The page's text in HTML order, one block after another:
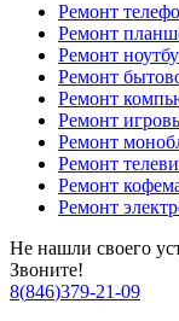
Ремонт
Ремонт
Ремонт
Ремонт
Ремонт
Ремонт
Ремонт
Ремонт
Ремонт
Ремонт
Не нашли своего
Звоните!
8(846)379-21-09